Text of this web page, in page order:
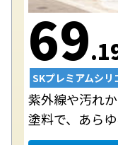
69
SKプレミアムシリ
紫外線や汚れ
塗料で、あら